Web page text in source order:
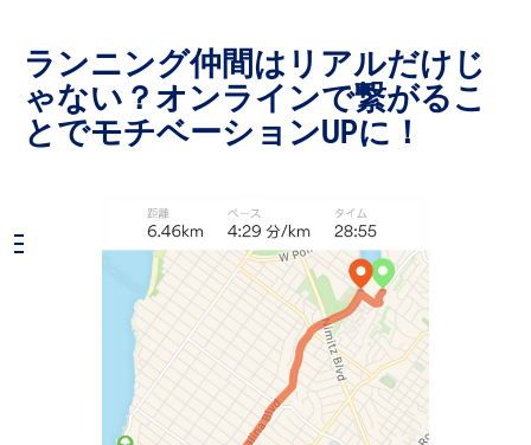
ランニング仲間はリアルだけじ
ゃない？オンラインで繋がるこ
とでモチベーションUPに！